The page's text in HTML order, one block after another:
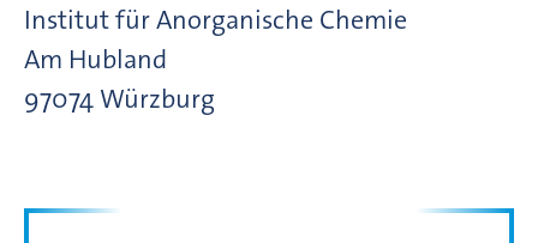
Institut für Anorganische Chemie
Am Hubland
97074 Würzburg